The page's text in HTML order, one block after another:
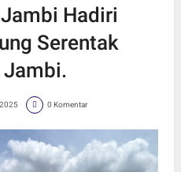
Hadiri
Serentak
Jambi.
0 Komentar